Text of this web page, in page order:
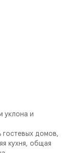
уклона и
домов,
кухня, общая